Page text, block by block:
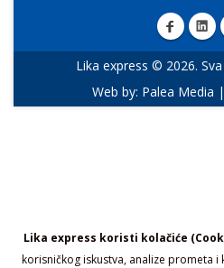
Lika express koristi kolačiće
korisničkog iskustva, analize prometa
Lika express © 2026.
Web by: Palea Media